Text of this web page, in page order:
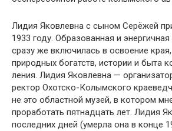
Лидия Яковлевна с сыном Серёжей
1933 году. Образованная и
сразу же включилась в освоение
природных богатств, истории и быта
ления. Лидия Яковлевна —
ректор Охотско-Колымского
не это областной музей, в котором
прорабо­тать пятнадцать лет. Лидия
последних дней (умерла она в конце